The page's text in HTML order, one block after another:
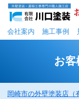
会社案内 施工事例
お
岡崎市の外壁塗装店（